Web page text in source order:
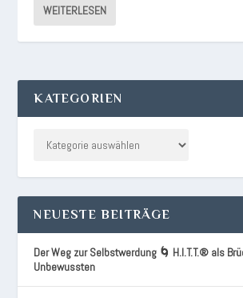
WEITERLESEN
KATEGORIEN
NEUESTE BEITRÄGE
Der Weg zur Selbstwerdung 🌀 H.I.T.T.® als
Unbewussten